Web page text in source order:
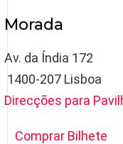
Morada
Av. da Índia 172
1400-207 Lisboa
Direcções para
Comprar Bilhete